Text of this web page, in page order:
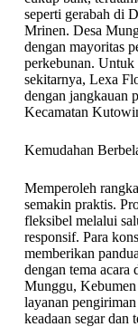
seperti gerabah di
Mrinen. Desa
dengan mayoritas
perkebunan. Untuk
sekitarnya, Lexa
dengan jangkauan
Kecamatan
Kemudahan
Memperoleh
semakin praktis.
fleksibel melalui
responsif. Para
memberikan
dengan tema
Munggu,
layanan
keadaan segar dan